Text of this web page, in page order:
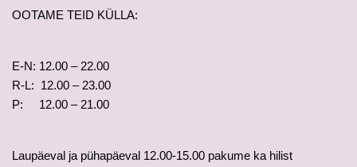
OOTAME TEID KÜLLA:
E-N: 12.00 – 22.00
R-L: 12.00 – 23.00
P: 12.00 – 21.00
Laupäeval ja pühapäeval 12.00-15.00 pakume ka hilist